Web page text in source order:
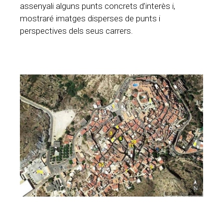
assenyali alguns punts concrets d’interès i,
mostraré imatges disperses de punts i
perspectives dels seus carrers.